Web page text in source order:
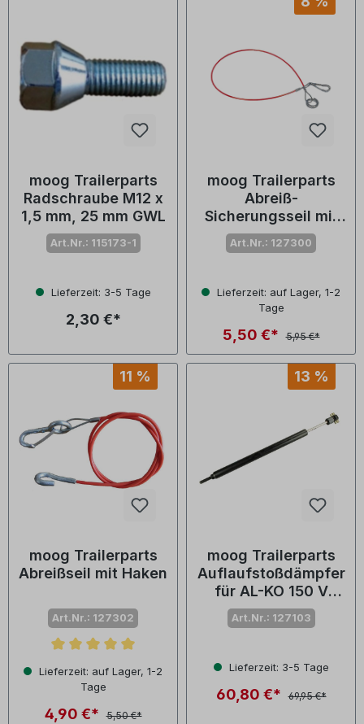
moog Trailerparts
Radschraube M12 x
1,5 mm, 25 mm GWL
Art.Nr.: 115173-1
Lieferzeit: 3-5 Tage
2,30 €*
moog Trailerparts
Abreiß-
Sicherungsseil mit
Ring
Art.Nr.: 127300
Lieferzeit: auf Lager, 1-2
Tage
5,50 €* 5,95 €*
11 %
moog Trailerparts
Abreißseil mit Haken
Art.Nr.: 127302
Durchschnittliche Bewertung von 5 von 5 Sternen
Lieferzeit: auf Lager, 1-2
Tage
4,90 €* 5,50 €*
13 %
moog Trailerparts
Auflaufstoßdämpfer
für AL-KO 150 V
belastbar bis 1500
kg
Art.Nr.: 127103
Lieferzeit: 3-5 Tage
60,80 €* 69,95 €*